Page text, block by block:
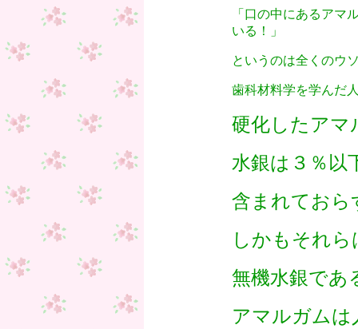
「口の中にあるアマ
いる！」
というのは全くのウ
歯科材料学を学んだ
硬化したアマ
水銀は３％以
含まれておら
しかもそれ
無機水銀であ
アマルガムは